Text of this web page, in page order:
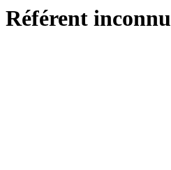
Référent inconnu